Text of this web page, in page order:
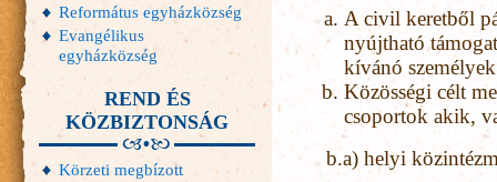
A civil keretből
nyújtható
kívánó
Közösségi célt
csoportok akik,
b.a) helyi
Református egyházközség
Evangélikus
egyházközség
REND ÉS
KÖZBIZTONSÁG
Körzeti megbízott